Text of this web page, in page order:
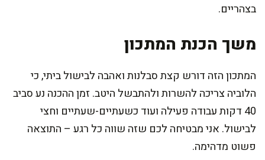
בצהריים.
משך הכנת המתכון
המתכון הזה דורש קצת סבלנות ואהבה לבישול ביתי, כי
הלוביה צריכה להשרות ולהתבשל היטב. זמן ההכנה נע סביב
40 דקות עבודה פעילה ועוד כשעתיים-שעתיים וחצי
לבישול. אני מבטיחה לכם שזה שווה כל רגע – התוצאה
פשוט מדהימה.